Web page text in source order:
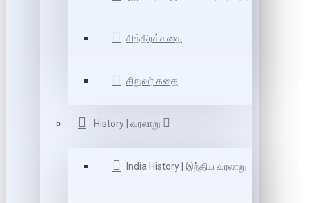
சித்திரக்கதை
சிறுவர் கதை
History | வரலாறு
India History | இந்திய வரலாறு